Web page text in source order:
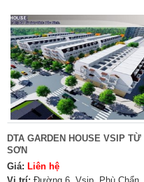
DTA GARDEN HOUSE VSIP TỪ
SƠN
Giá: Liên hệ